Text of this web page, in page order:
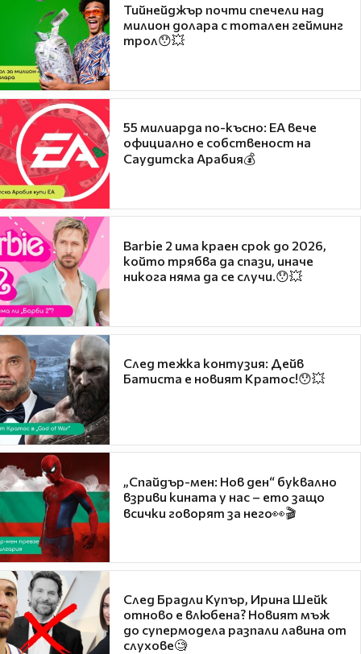
Тийнейджър почти спечели над
милион долара с тотален гейминг
трол😯💥
55 милиарда по-късно: EA вече
официално е собственост на
Саудитска Арабия💰
Barbie 2 има краен срок до 2026,
който трябва да спази, иначе
никога няма да се случи.😯💥
След тежка контузия: Дейв
Батиста е новият Кратос!😯💥
„Спайдър-мен: Нов ден“ буквално
взриви кината у нас – ето защо
всички говорят за него👀🎬
След Брадли Купър, Ирина Шейк
отново е влюбена? Новият мъж
до супермодела разпали лавина от
слухове🧐